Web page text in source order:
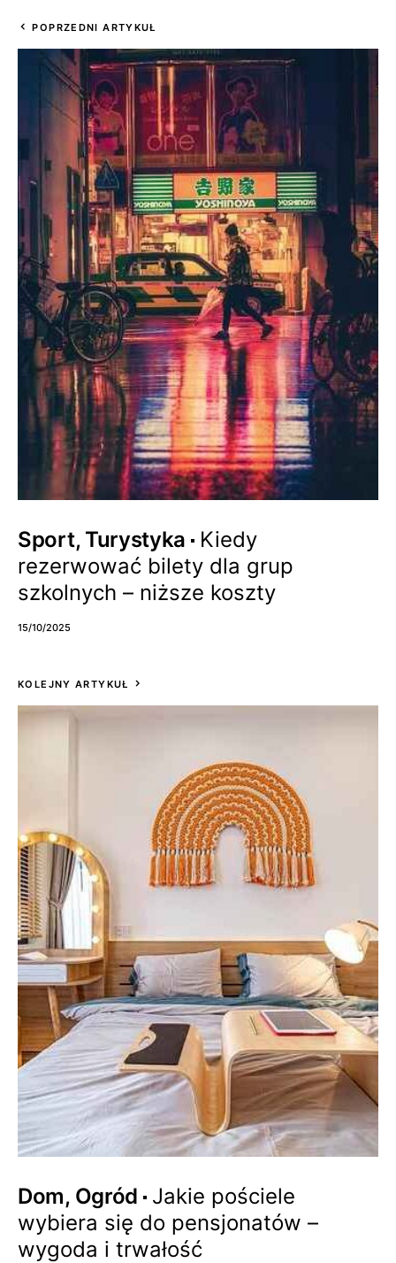
POPRZEDNI ARTYKUŁ
Sport, Turystyka
Kiedy
rezerwować bilety dla grup
szkolnych – niższe koszty
15/10/2025
KOLEJNY ARTYKUŁ
Dom, Ogród
Jakie pościele
wybiera się do pensjonatów –
wygoda i trwałość